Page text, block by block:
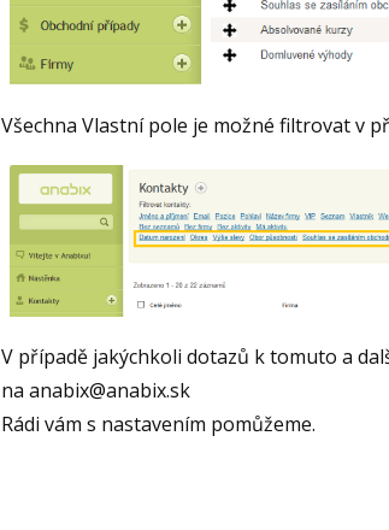
Všechna Vlastní pole je možné filtrovat v
V případě jakýchkoli dotazů k tomuto a
na anabix@anabix.sk
Rádi vám s nastavením pomůžeme.